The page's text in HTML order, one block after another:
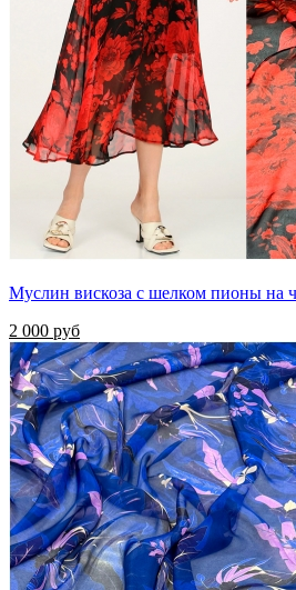
Муслин вискоза с шелком пионы на
2 000 руб